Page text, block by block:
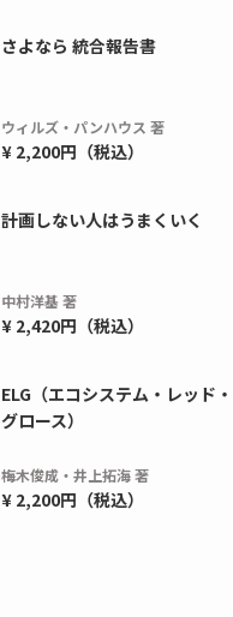
さよなら 統合報告書
ウィルズ・パンハウス 著
¥ 2,200円（税込）
計画しない人はうまくいく
中村洋基 著
¥ 2,420円（税込）
ELG（エコシステム・レッド・
グロース）
梅木俊成・井上拓海 著
¥ 2,200円（税込）